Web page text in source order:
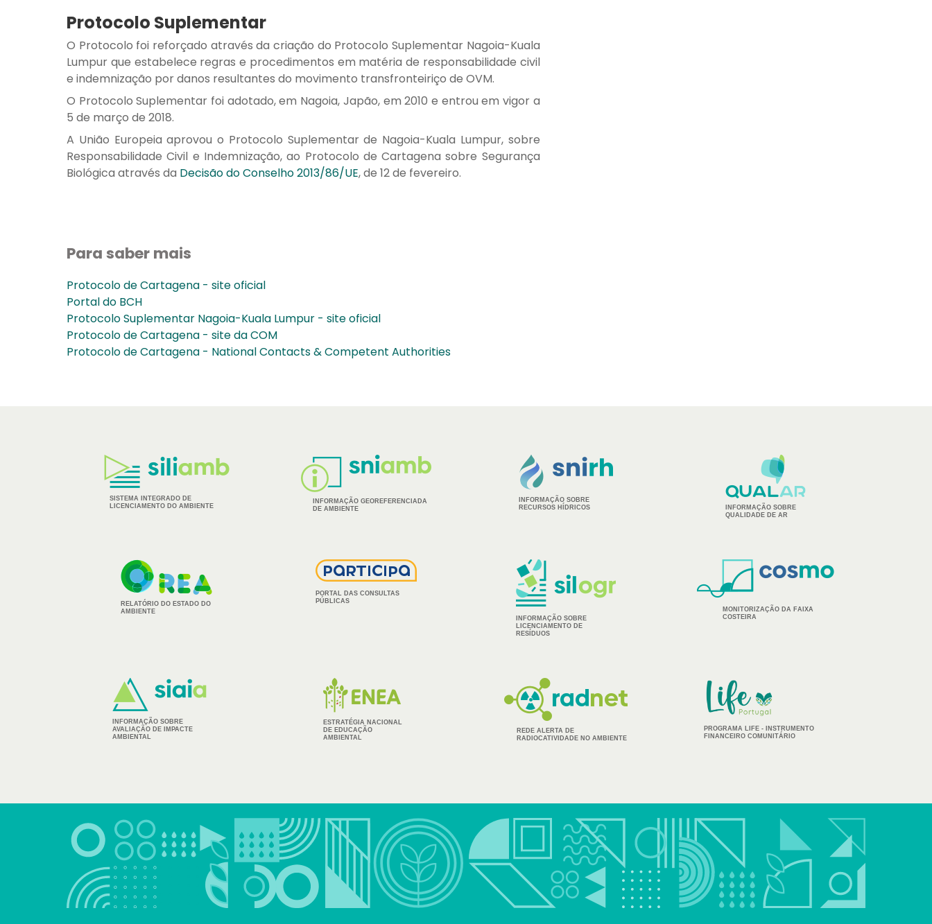
Protocolo Suplementar
O Protocolo foi reforçado através da criação do Protocolo Suplementar Nagoia-Kuala
Lumpur que estabelece regras e procedimentos em matéria de responsabilidade civil
e indemnização por danos resultantes do movimento transfronteiriço de OVM.
O Protocolo Suplementar foi adotado, em Nagoia, Japão, em 2010 e entrou em vigor a
5 de março de 2018.
A União Europeia aprovou o Protocolo Suplementar de Nagoia-Kuala Lumpur, sobre
Responsabilidade Civil e Indemnização, ao Protocolo de Cartagena sobre Segurança
Biológica através da Decisão do Conselho 2013/86/UE, de 12 de fevereiro.
Para saber mais
Protocolo de Cartagena - site oficial
Portal do BCH
Protocolo Suplementar Nagoia-Kuala Lumpur - site oficial
Protocolo de Cartagena - site da COM
Protocolo de Cartagena - National Contacts & Competent Authorities
SISTEMA INTEGRADO DE
LICENCIAMENTO DO AMBIENTE
INFORMAÇÃO GEOREFERENCIADA
DE AMBIENTE
INFORMAÇÃO SOBRE
RECURSOS HÍDRICOS
INFORMAÇÃO SOBRE
QUALIDADE DE AR
RELATÓRIO DO ESTADO DO
AMBIENTE
PORTAL DAS CONSULTAS
PÚBLICAS
INFORMAÇÃO SOBRE
LICENCIAMENTO DE
RESÍDUOS
MONITORIZAÇÃO DA FAIXA
COSTEIRA
INFORMAÇÃO SOBRE
AVALIAÇÃO DE IMPACTE
AMBIENTAL
ESTRATÉGIA NACIONAL
DE EDUCAÇÃO
AMBIENTAL
REDE ALERTA DE
RADIOCATIVIDADE NO AMBIENTE
IMAGEM
PROGRAMA LIFE - INSTRUMENTO
FINANCEIRO COMUNITÁRIO